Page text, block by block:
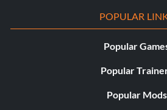
POPULAR
Popular
Popular
Popular Mods